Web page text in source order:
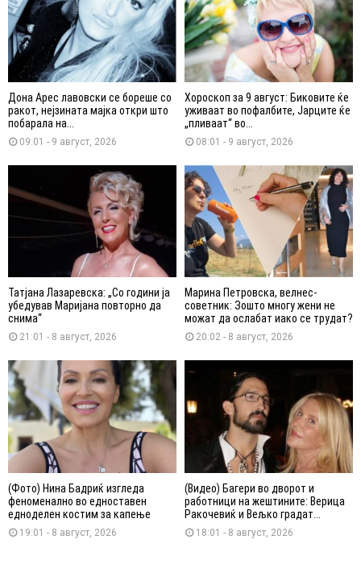
Дона Арес лавовски се бореше со
ракот, нејзината мајка откри што
побарала на...
09:01 - 9 август, 2026
Хороскоп за 9 август: Биковите ќе
уживаат во пофалбите, Јарците ќе
„пливаат“ во...
08:01 - 9 август, 2026
Татјана Лазаревска: „Со години ја
убедував Маријана повторно да
снима“
21:01 - 8 август, 2026
Марина Петровска, велнес-
советник: Зошто многу жени не
можат да ослабат иако се трудат?
20:02 - 8 август, 2026
(Фото) Нина Бадриќ изгледа
феноменално во едноставен
едноделен костим за капење
19:01 - 8 август, 2026
(Видео) Багери во дворот и
работници на жештините: Верица
Ракочевиќ и Вељко градат...
18:01 - 8 август, 2026